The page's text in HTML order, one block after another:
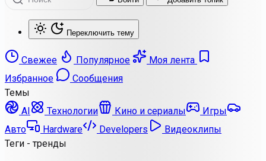
Переключить тему
Свежее Популярное
Моя лента
Избранное
Сообщения
Темы
AI
Технологии Кино и сериалы
Игры
Авто
Hardware Developers
Видеоклипы
Теги - тренды